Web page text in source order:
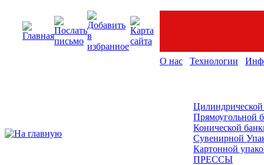
О нас Технологии
Прямоугольной
Конической
Сувенирной
Картонной
ПРЕССЫ